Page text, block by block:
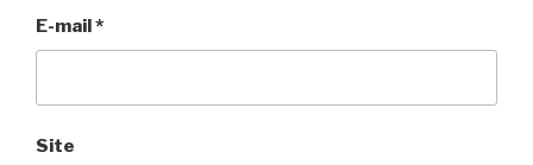
E-mail*
Site